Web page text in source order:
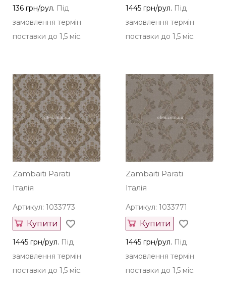
136 грн/рул. Під
замовлення термін
поставки до 1,5 міс.
1445 грн/рул. Під
замовлення термін
поставки до 1,5 міс.
Zambaiti Parati
Італія
Артикул: 1033773
Купити
1445 грн/рул. Під
замовлення термін
поставки до 1,5 міс.
Zambaiti Parati
Італія
Артикул: 1033771
Купити
1445 грн/рул. Під
замовлення термін
поставки до 1,5 міс.